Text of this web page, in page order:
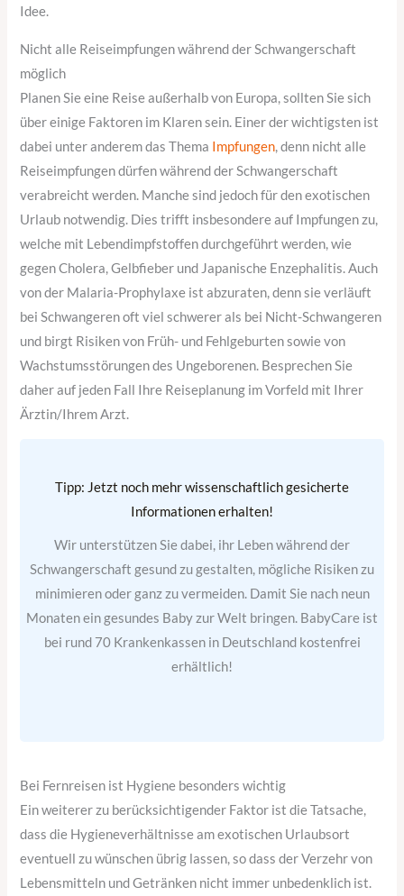
Idee.
Nicht alle Reiseimpfungen während der Schwangerschaft
möglich
Planen Sie eine Reise außerhalb von Europa, sollten Sie sich
über einige Faktoren im Klaren sein. Einer der wichtigsten ist
dabei unter anderem das Thema Impfungen, denn nicht alle
Reiseimpfungen dürfen während der Schwangerschaft
verabreicht werden. Manche sind jedoch für den exotischen
Urlaub notwendig. Dies trifft insbesondere auf Impfungen zu,
welche mit Lebendimpfstoffen durchgeführt werden, wie
gegen Cholera, Gelbfieber und Japanische Enzephalitis. Auch
von der Malaria-Prophylaxe ist abzuraten, denn sie verläuft
bei Schwangeren oft viel schwerer als bei Nicht-Schwangeren
und birgt Risiken von Früh- und Fehlgeburten sowie von
Wachstumsstörungen des Ungeborenen. Besprechen Sie
daher auf jeden Fall Ihre Reiseplanung im Vorfeld mit Ihrer
Ärztin/Ihrem Arzt.
Tipp: Jetzt noch mehr wissenschaftlich gesicherte
Informationen erhalten!
Wir unterstützen Sie dabei, ihr Leben während der
Schwangerschaft gesund zu gestalten, mögliche Risiken zu
minimieren oder ganz zu vermeiden. Damit Sie nach neun
Monaten ein gesundes Baby zur Welt bringen. BabyCare ist
bei rund 70 Krankenkassen in Deutschland kostenfrei
erhältlich!
Bei Fernreisen ist Hygiene besonders wichtig
Ein weiterer zu berücksichtigender Faktor ist die Tatsache,
dass die Hygieneverhältnisse am exotischen Urlaubsort
eventuell zu wünschen übrig lassen, so dass der Verzehr von
Lebensmitteln und Getränken nicht immer unbedenklich ist.